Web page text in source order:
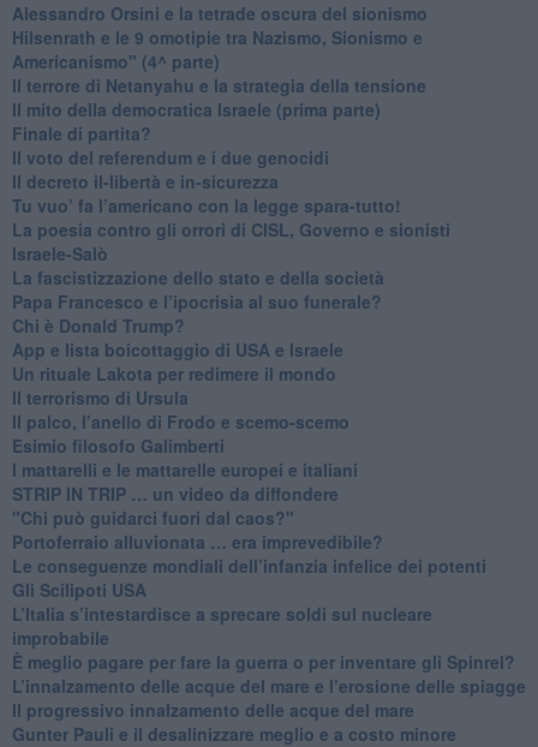
​Alessandro Orsini e la tetrade oscura del sionismo
​Hilsenrath e le 9 omotipie tra Nazismo, Sionismo e
Americanismo" (4^ parte)
​Il terrore di Netanyahu e la strategia della tensione
Il mito della democratica Israele (prima parte)
​Finale di partita?
​Il voto del referendum e i due genocidi
Il decreto il-libertà e in-sicurezza
Tu vuo’ fa l’americano con la legge spara-tutto!
La poesia contro gli orrori di CISL, Governo e sionisti
Israele-Salò
​La fascistizzazione dello stato e della società
Papa Francesco e l’ipocrisia al suo funerale?
​Chi è Donald Trump?
App e lista boicottaggio di USA e Israele
​Un rituale Lakota per redimere il mondo
Il terrorismo di Ursula
​Il palco, l’anello di Frodo e scemo-scemo
Esimio filosofo Galimberti
​I mattarelli e le mattarelle europei e italiani
​STRIP IN TRIP … un video da diffondere
"Chi può guidarci fuori dal caos?"
​Portoferraio alluvionata … era imprevedibile?
Le conseguenze mondiali dell’infanzia infelice dei potenti
​Gli Scilipoti USA
L’Italia s’intestardisce a sprecare soldi sul nucleare
improbabile
È meglio pagare per fare la guerra o per inventare gli Spinrel?
​L’innalzamento delle acque del mare e l’erosione delle spiagge
​Il progressivo innalzamento delle acque del mare
​Gunter Pauli e il desalinizzare meglio e a costo minore